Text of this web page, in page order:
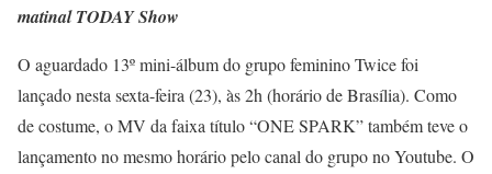
matinal TODAY Show
O aguardado 13º mini-álbum do grupo feminino Twice foi
lançado nesta sexta-feira (23), às 2h (horário de Brasília). Como
de costume, o MV da faixa título “ONE SPARK” também teve o
lançamento no mesmo horário pelo canal do grupo no Youtube. O